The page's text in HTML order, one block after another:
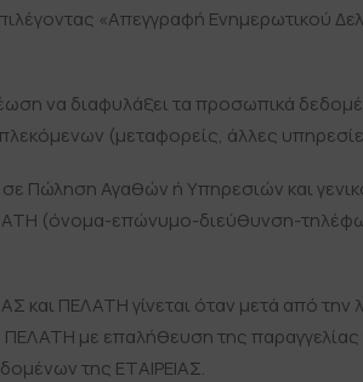
«Απεγγραφή Ενημερωτικού
να διαφυλάξει τα προσωπικά
(μεταφορείς, άλλες
Πώληση Αγαθών ή Υπηρεσιών και
(όνομα-επώνυμο-διεύθυνση-
και ΠΕΛΑΤΗ γίνεται όταν μετά από
με επαλήθευση της
της ΕΤΑΙΡΕΙΑΣ.